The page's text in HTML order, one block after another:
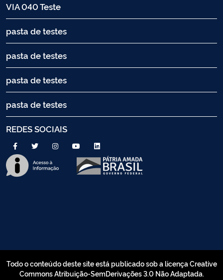
VIA 040 Teste
pasta de testes
pasta de testes
pasta de testes
pasta de testes
REDES SOCIAIS
Todo o conteúdo deste site está publicado sob a licença Creative
Commons Atribuição-SemDerivações 3.0 Não Adaptada.